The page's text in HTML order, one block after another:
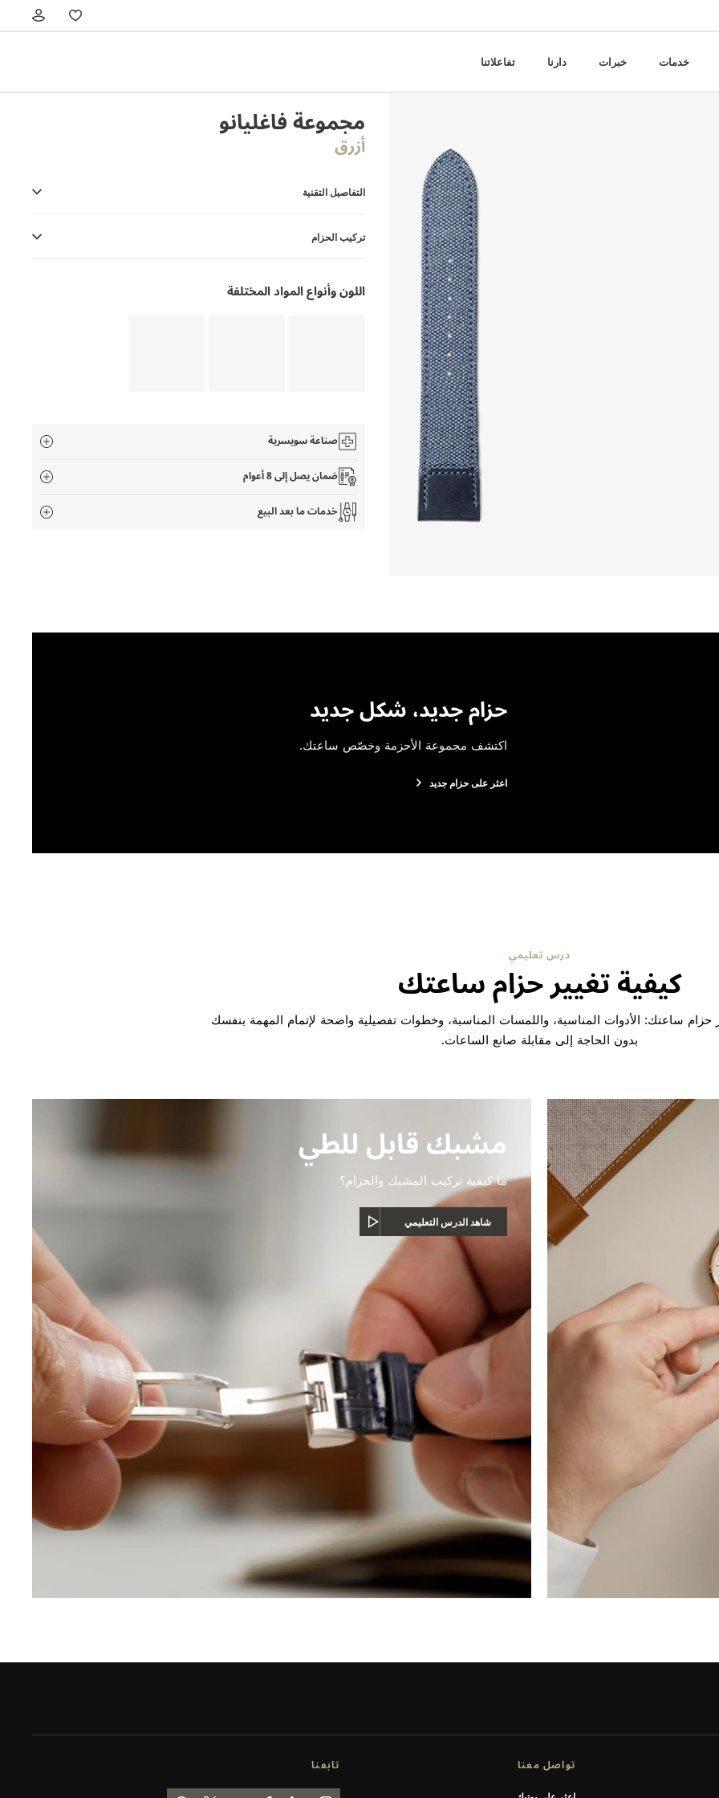
خدمات خبرات دارنا تفاعلاتنا
مجموعة فاغليانو
أزرق
التفاصيل التقنية
تركيب الحزام
اللون وأنواع المواد المختلفة
صناعة سويسرية
ضمان يصل إلى 8 أعوام
خدمات ما بعد البيع
حزام جديد، شكل جديد
اكتشف مجموعة الأحزمة وخصّص ساعتك.
اعثر على حزام جديد
درس تعليمي
كيفية تغيير حزام ساعتك
حزام ساعتك: الأدوات المناسبة، واللمسات المناسبة، وخطوات تفصيلية واضحة لإتمام المهمة بنفسك
بدون الحاجة إلى مقابلة صانع الساعات.
مشبك قابل للطي
ما كيفية تركيب المشبك والحزام؟
شاهد الدرس التعليمي
تواصل معنا تابعنا